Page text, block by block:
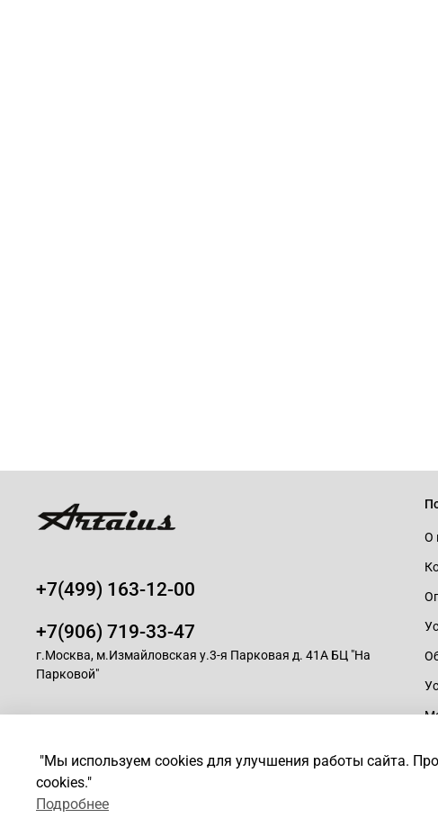
О
+7(499) 163-12-00
+7(906) 719-33-47
г.Москва, м.Измайловская у.3-я Парковая д. 41А БЦ "На
Парковой"
*Любое использование контента без письменного разрешения
"Мы используем cookies для улучшения работы сайта.
cookies."
Подробнее